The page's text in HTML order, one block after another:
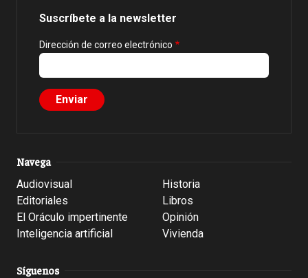
Suscríbete a la newsletter
Dirección de correo electrónico
Navega
Audiovisual
Editoriales
El Oráculo impertinente
Inteligencia artificial
Historia
Libros
Opinión
Vivienda
Síguenos